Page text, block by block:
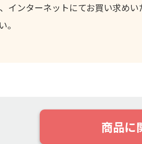
インターネットにてお買い求め
。
商品に